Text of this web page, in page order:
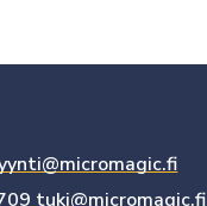
tuki@micromagic.fi